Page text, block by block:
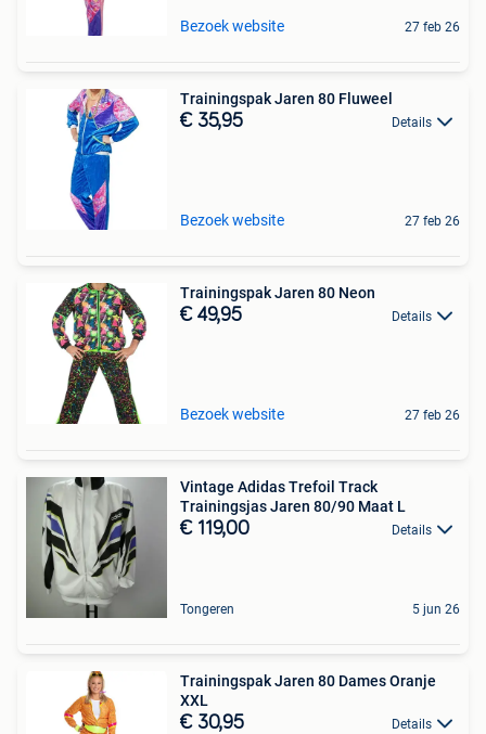
Bezoek website 27 feb 26
Trainingspak Jaren 80 Fluweel
€ 35,95 Details
Bezoek website 27 feb 26
Trainingspak Jaren 80 Neon
€ 49,95 Details
Bezoek website 27 feb 26
Vintage Adidas Trefoil Track
Trainingsjas Jaren 80/90 Maat L
€ 119,00 Details
Tongeren 5 jun 26
Trainingspak Jaren 80 Dames Oranje
XXL
€ 30,95 Details